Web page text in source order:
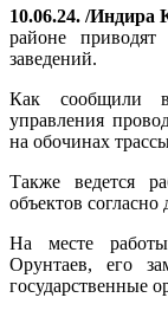
10.06.24. /Индира
районе
заведений.
Как сообщили в
управления
на обочинах
Также ведется
объектов согласно
На месте
Орунтаев, его
государственные